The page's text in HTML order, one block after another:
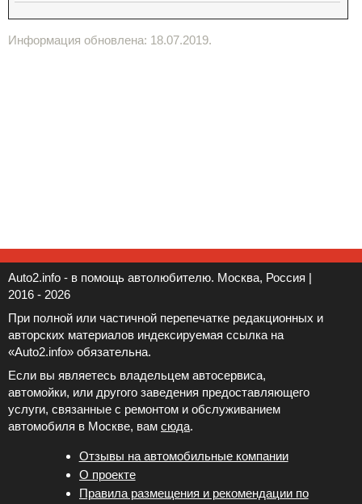
Информация обновлена: 18.07.2019.
Auto2.info - в помощь автолюбителю. Москва, Россия |
2016 - 2026
При полной или частичной перепечатке редакционных и
авторских материалов индексируемая ссылка на
«Auto2.info» обязательна.
Если вы являетесь владельцем автосервиса,
автомойки, или другого заведения предоставляющего
услуги, связанные с ремонтом и обслуживанием
автомобиля в Москве, вам сюда.
Отзывы на автомобильные компании